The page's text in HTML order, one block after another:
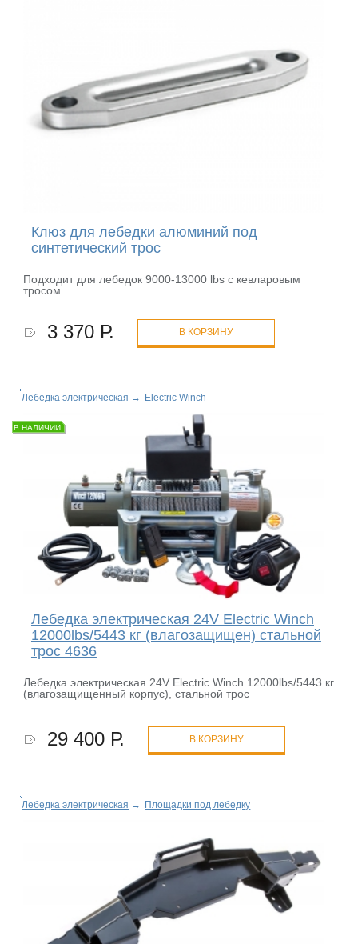
Клюз для лебедки алюминий под
синтетический трос
Подходит для лебедок 9000-13000 lbs с кевларовым
тросом.
3 370 Р. В КОРЗИНУ
Лебедка электрическая → Electric Winch
В НАЛИЧИИ
Лебедка электрическая 24V Electric Winch
12000lbs/5443 кг (влагозащищен) стальной
трос 4636
Лебедка электрическая 24V Electric Winch 12000lbs/5443 кг
(влагозащищенный корпус), стальной трос
29 400 Р. В КОРЗИНУ
Лебедка электрическая → Площадки под лебедку